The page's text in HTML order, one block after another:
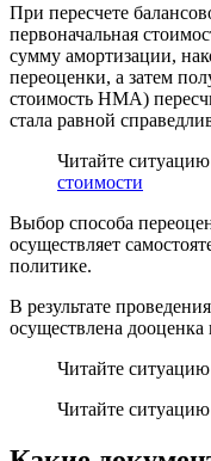
При пересчете
первоначальная
сумму амортизации,
переоценки, а затем
стоимость НМА)
стала равной
Читайте ситуацию
стоимости
Выбор способа
осуществляет
политике.
В результате
осуществлена
Читайте ситуацию
Читайте ситуацию